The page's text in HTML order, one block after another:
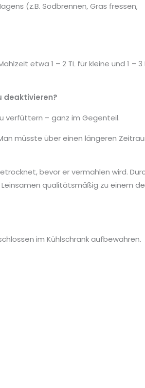
(z.B. Sodbrennen, Gras fressen,
etwa 1 – 2 TL für kleine und 1 – 3
deaktivieren?
verfüttern – ganz im Gegenteil.
müsste über einen längeren
bevor er vermahlen wird.
qualitätsmäßig zu einem
im Kühlschrank aufbewahren.